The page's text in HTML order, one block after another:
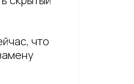
что